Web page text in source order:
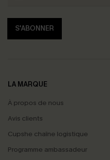
S'ABONNER
LA MARQUE
À propos de nous
Avis clients
Cupshe chaîne logistique
Programme ambassadeur